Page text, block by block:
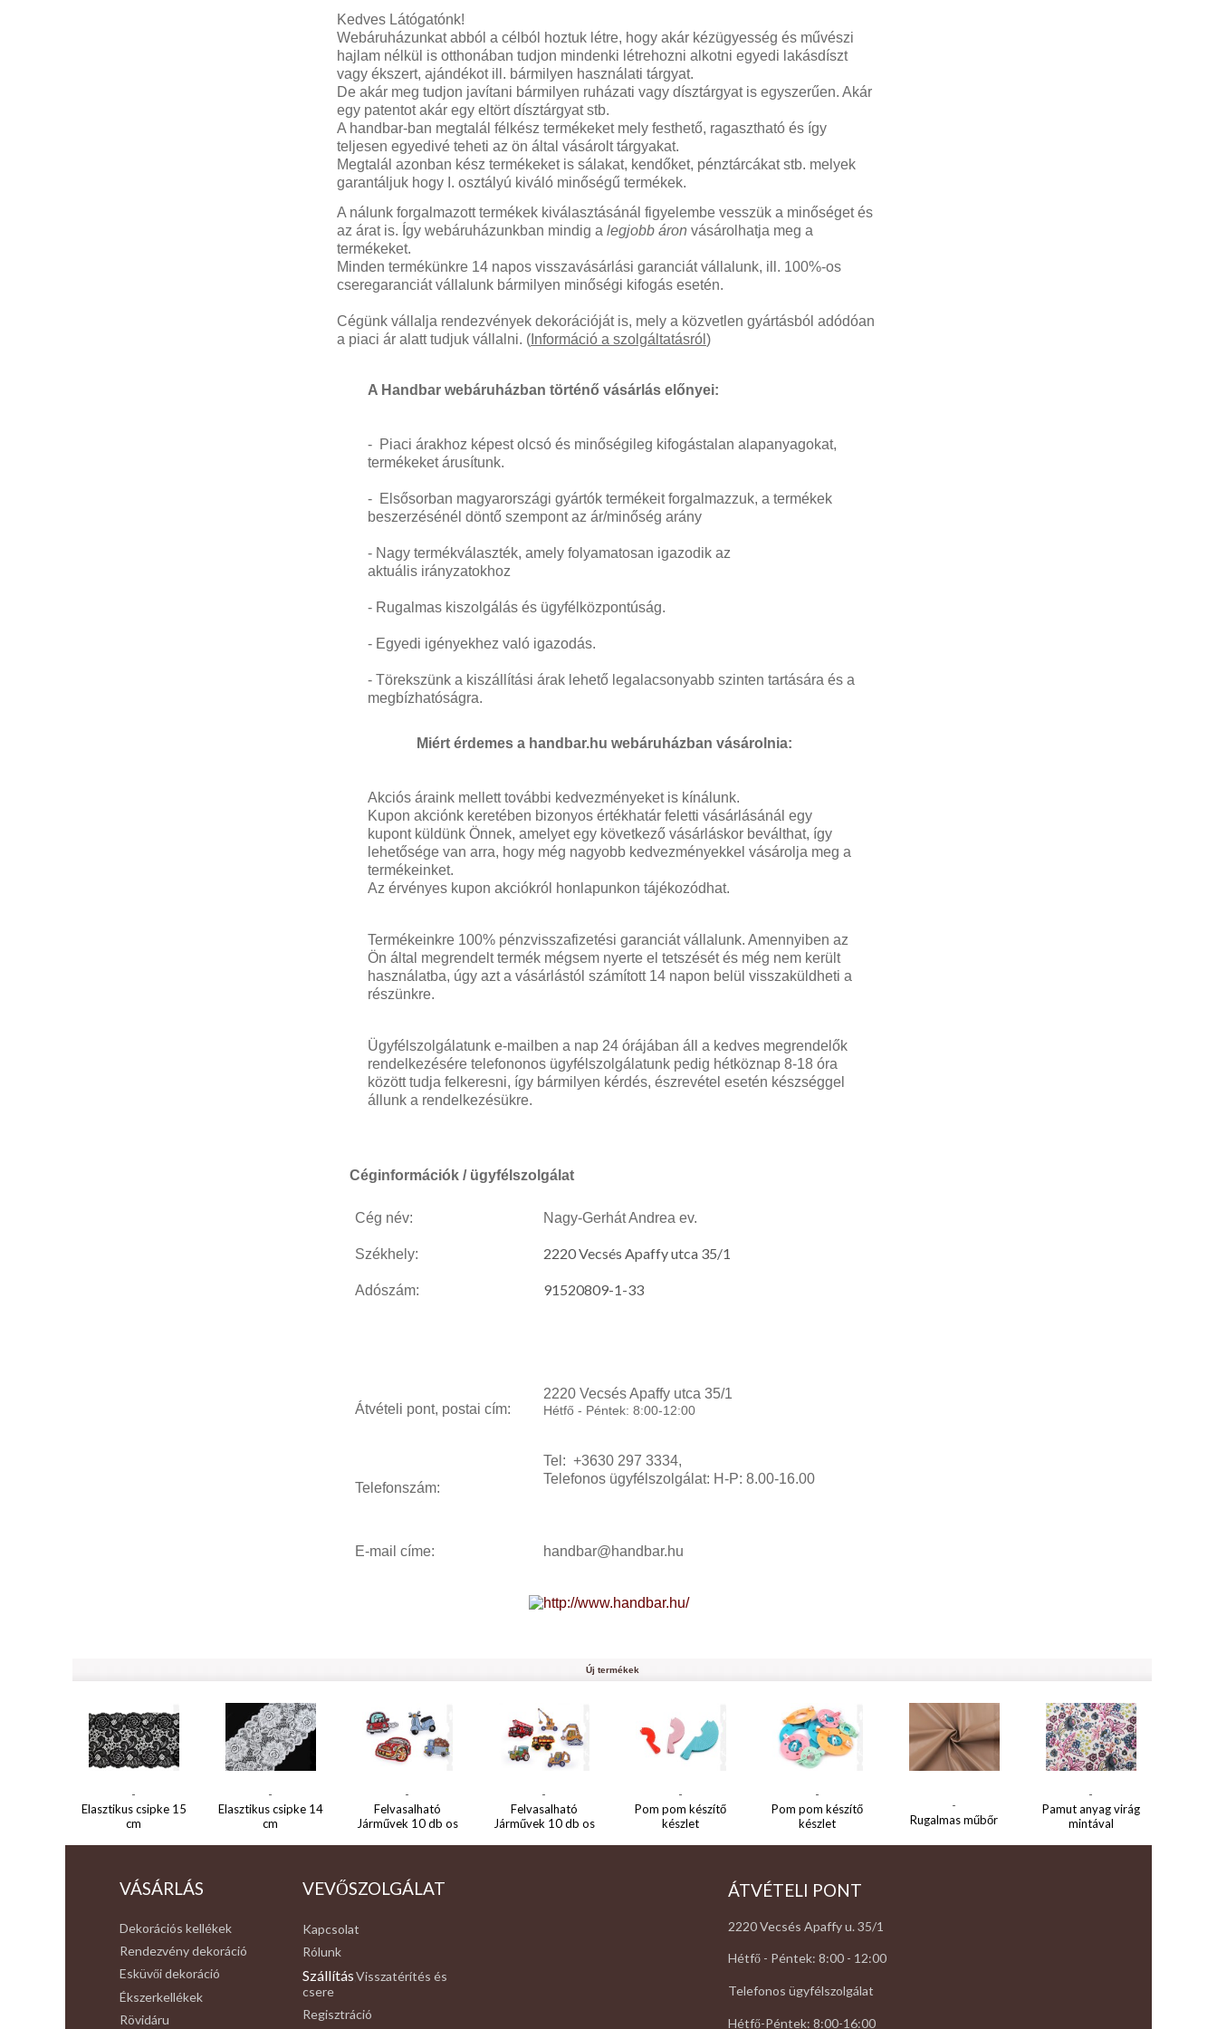
Kedves Látógatónk!
Webáruházunkat abból a célból hoztuk létre, hogy akár kézügyesség és művészi
hajlam nélkül is otthonában tudjon mindenki létrehozni alkotni egyedi lakásdíszt
vagy ékszert, ajándékot ill. bármilyen használati tárgyat.
De akár meg tudjon javítani bármilyen ruházati vagy dísztárgyat is egyszerűen. Akár
egy patentot akár egy eltört dísztárgyat stb.
A handbar-ban megtalál félkész termékeket mely festhető, ragasztható és így
teljesen egyedivé teheti az ön által vásárolt tárgyakat.
Megtalál azonban kész termékeket is sálakat, kendőket, pénztárcákat stb. melyek
garantáljuk hogy I. osztályú kiváló minőségű termékek.
A nálunk forgalmazott termékek kiválasztásánál figyelembe vesszük a minőséget és
az árat is. Így webáruházunkban mindig a legjobb áron vásárolhatja meg a
termékeket.
Minden termékünkre 14 napos visszavásárlási garanciát vállalunk, ill. 100%-os
cseregaranciát vállalunk bármilyen minőségi kifogás esetén.
Cégünk vállalja rendezvények dekorációját is, mely a közvetlen gyártásból adódóan
a piaci ár alatt tudjuk vállalni. ( Információ a szolgáltatásról )
A Handbar webáruházban történő vásárlás előnyei:
- Piaci árakhoz képest olcsó és minőségileg kifogástalan alapanyagokat,
termékeket árusítunk.
- Elsősorban magyarországi gyártók termékeit forgalmazzuk, a termékek
beszerzésénél döntő szempont az ár/minőség arány
- Nagy termékválaszték, amely folyamatosan igazodik az
aktuális irányzatokhoz
- Rugalmas kiszolgálás és ügyfélközpontúság.
- Egyedi igényekhez való igazodás.
- Törekszünk a kiszállítási árak lehető legalacsonyabb szinten tartására és a
megbízhatóságra.
Miért érdemes a handbar.hu webáruházban vásárolnia:
Akciós áraink mellett további kedvezményeket is kínálunk.
Kupon akciónk keretében bizonyos értékhatár feletti vásárlásánál egy
kupont küldünk Önnek, amelyet egy következő vásárláskor beválthat, így
lehetősége van arra, hogy még nagyobb kedvezményekkel vásárolja meg a
termékeinket.
Az érvényes kupon akciókról honlapunkon tájékozódhat.
Termékeinkre 100% pénzvisszafizetési garanciát vállalunk. Amennyiben az
Ön által megrendelt termék mégsem nyerte el tetszését és még nem került
használatba, úgy azt a vásárlástól számított 14 napon belül visszaküldheti a
részünkre.
Ügyfélszolgálatunk e-mailben a nap 24 órájában áll a kedves megrendelők
rendelkezésére telefononos ügyfélszolgálatunk pedig hétköznap 8-18 óra
között tudja felkeresni, így bármilyen kérdés, észrevétel esetén készséggel
állunk a rendelkezésükre.
Céginformációk / ügyfélszolgálat
Cég név: Nagy-Gerhát Andrea ev.
Székhely: 2220 Vecsés Apaffy utca 35/1
Adószám: 91520809-1-33
Átvételi pont, postai cím:
2220 Vecsés Apaffy utca 35/1
Hétfő - Péntek: 8:00-12:00
Telefonszám:
Tel: +3630 297 3334,
Telefonos ügyfélszolgálat: H-P: 8.00-16.00
E-mail címe: handbar@handbar.hu
Új termékek
-
Elasztikus csipke 15
cm
-
Elasztikus csipke 14
cm
-
Felvasalható
Járművek 10 db os
-
Felvasalható
Járművek 10 db os
-
Pom pom készítő
készlet
-
Pom pom készítő
készlet
-
Rugalmas műbőr
-
Pamut anyag virág
mintával
VÁSÁRLÁS
Dekorációs kellékek
Rendezvény dekoráció
Esküvői dekoráció
Ékszerkellékek
Rövidáru
VEVŐSZOLGÁLAT
Kapcsolat
Rólunk
SzállításVisszatérítés és
csere
Regisztráció
ÁTVÉTELI PONT
2220 Vecsés Apaffy u. 35/1
Hétfő - Péntek: 8:00 - 12:00
Telefonos ügyfélszolgálat
Hétfő-Péntek: 8:00-16:00